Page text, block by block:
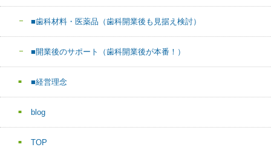
■歯科材料・医薬品（歯科開業後も見据え検討）
■開業後のサポート（歯科開業後が本番！）
■経営理念
blog
TOP